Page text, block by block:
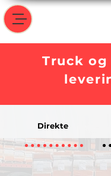
Truck og
Direkte